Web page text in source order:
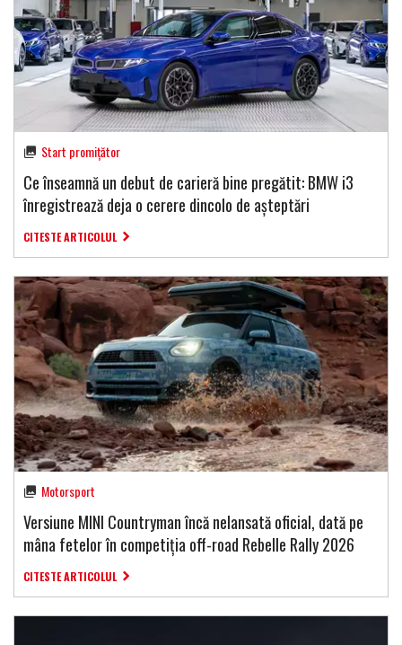
Start promițător
Ce înseamnă un debut de carieră bine pregătit: BMW i3
înregistrează deja o cerere dincolo de așteptări
CITESTE ARTICOLUL
Motorsport
Versiune MINI Countryman încă nelansată oficial, dată pe
mâna fetelor în competiția off-road Rebelle Rally 2026
CITESTE ARTICOLUL